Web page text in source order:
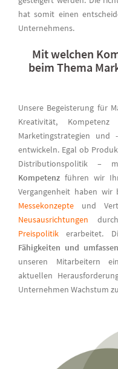
hat somit einen
Unternehmens.
Mit welchen
beim Thema
Unsere Begeisterung für
Kreativität,
Marketingstrategien
entwickeln. Egal ob
Distributionspolitik –
Kompetenz führen wir
Vergangenheit haben wir
Messekonzepte und
Neusausrichtungen
Preispolitik erarbeitet.
Fähigkeiten und
unseren Mitarbeitern
aktuellen
Unternehmen Wachstum